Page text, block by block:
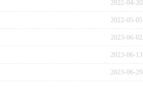
2022-04-20
2022-05-05
2023-06-02
2023-06-13
2023-06-29